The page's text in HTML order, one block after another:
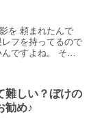
を 頼まれたんで
フを持ってるので
ですよね。 その
難しい？ぼけの
勧め♪